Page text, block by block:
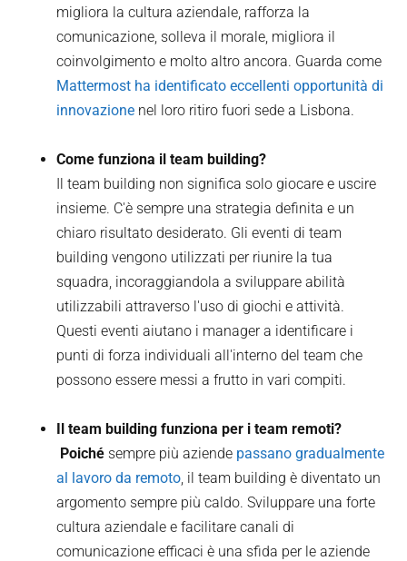
migliora la cultura aziendale, rafforza la
comunicazione, solleva il morale, migliora il
coinvolgimento e molto altro ancora. Guarda come
Mattermost ha identificato eccellenti opportunità di
innovazione nel loro ritiro fuori sede a Lisbona.
Come funziona il team building?
Il team building non significa solo giocare e uscire
insieme. C'è sempre una strategia definita e un
chiaro risultato desiderato. Gli eventi di team
building vengono utilizzati per riunire la tua
squadra, incoraggiandola a sviluppare abilità
utilizzabili attraverso l'uso di giochi e attività.
Questi eventi aiutano i manager a identificare i
punti di forza individuali all'interno del team che
possono essere messi a frutto in vari compiti.
Il team building funziona per i team remoti?
‍ Poiché sempre più aziende passano gradualmente
al lavoro da remoto, il team building è diventato un
argomento sempre più caldo. Sviluppare una forte
cultura aziendale e facilitare canali di
comunicazione efficaci è una sfida per le aziende